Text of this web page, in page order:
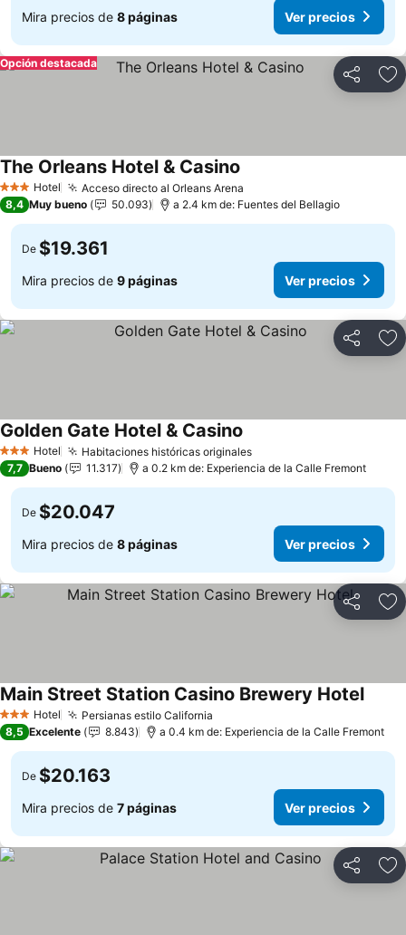
Mira precios de 8 páginas Ver precios
Compartir
Opción destacada
3 Estrellas
Hotel Acceso directo al Orleans Arena
The Orleans Hotel & Casino
8,4 Muy bueno 50.093 a 2.4 km de: Fuentes del Bellagio
De $19.361
Mira precios de 9 páginas Ver precios
Compartir
3 Estrellas
Hotel Habitaciones históricas originalesVer precios
Golden Gate Hotel & Casino
7,7 Bueno 11.317 a 0.2 km de: Experiencia de la Calle Fremont
De $20.047
Mira precios de 8 páginas Ver precios
Compartir
3 Estrellas
Hotel Persianas estilo California
Main Street Station Casino Brewery HotelVer
8,5 Excelente 8.843 a 0.4 km de: Experiencia de la Calle Fremont
De $20.163
Mira precios de 7 páginas Ver precios
Compartir